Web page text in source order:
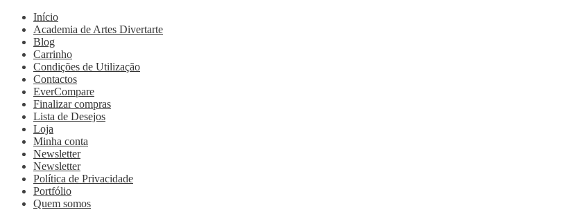
Início
Academia de Artes Divertarte
Blog
Carrinho
Condições de Utilização
Contactos
EverCompare
Finalizar compras
Lista de Desejos
Loja
Minha conta
Newsletter
Newsletter
Política de Privacidade
Portfólio
Quem somos